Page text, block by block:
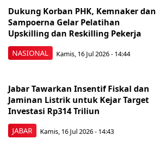
NASIONAL
Dukung Korban PHK, Kemnaker dan
Sampoerna Gelar Pelatihan
Upskilling dan Reskilling Pekerja
Kamis, 16 Jul 2026 - 14:44
JABAR
Jabar Tawarkan Insentif Fiskal dan
Jaminan Listrik untuk Kejar Target
Investasi Rp314 Triliun
Kamis, 16 Jul 2026 - 14:43